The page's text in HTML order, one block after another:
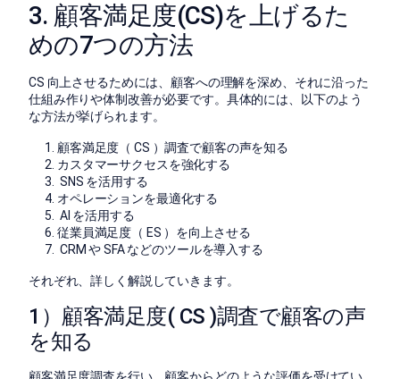
3. 顧客満足度(CS)を上げるた
めの7つの方法
CS 向上させるためには、顧客への理解を深め、それに沿った
仕組み作りや体制改善が必要です。具体的には、以下のよう
な方法が挙げられます。
顧客満足度（ CS ）調査で顧客の声を知る
カスタマーサクセスを強化する
SNS を活用する
オペレーションを最適化する
AI を活用する
従業員満足度（ ES ）を向上させる
CRM や SFA などのツールを導入する
それぞれ、詳しく解説していきます。
1）顧客満足度( CS )調査で顧客の声
を知る